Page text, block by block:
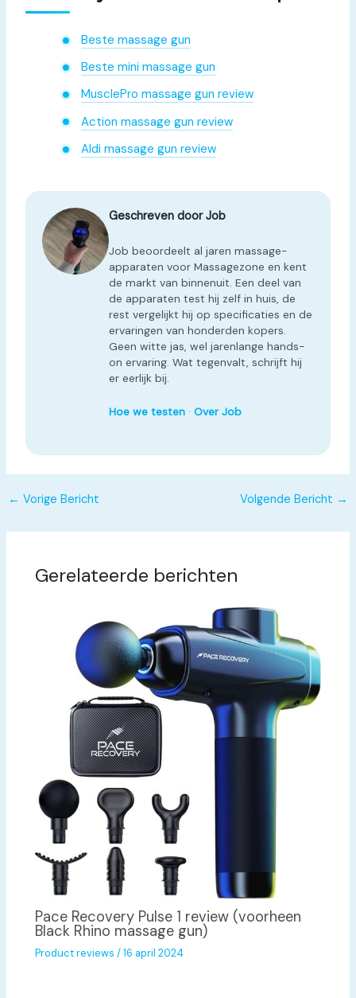
Beste massage gun
Beste mini massage gun
MusclePro massage gun review
Action massage gun review
Aldi massage gun review
Geschreven door Job
Job beoordeelt al jaren massage-
apparaten voor Massagezone en kent
de markt van binnenuit. Een deel van
de apparaten test hij zelf in huis, de
rest vergelijkt hij op specificaties en de
ervaringen van honderden kopers.
Geen witte jas, wel jarenlange hands-
on ervaring. Wat tegenvalt, schrijft hij
er eerlijk bij.
Hoe we testen· Over Job
← Vorige Bericht Volgende Bericht →
Gerelateerde berichten
Pace Recovery Pulse 1 review (voorheen
Black Rhino massage gun)
Product reviews /16 april 2024